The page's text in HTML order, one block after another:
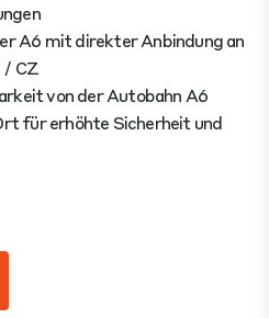
A6 mit direkter Anbindung an
/ CZ
von der Autobahn A6
für erhöhte Sicherheit und